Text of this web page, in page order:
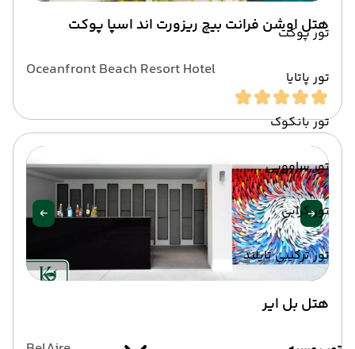
تور پوکت
تور پاتایا
تور بانکوک
تور سامویی
تور کرابی
تور ترکیبی تایلند
هتل اوشن فرانت بیچ ریزورت اند اسپا پوکت
Oceanfront Beach Resort Hotel
هتل بل ایر